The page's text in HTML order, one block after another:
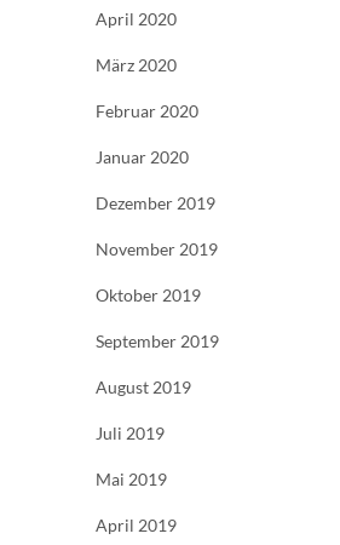
April 2020
März 2020
Februar 2020
Januar 2020
Dezember 2019
November 2019
Oktober 2019
September 2019
August 2019
Juli 2019
Mai 2019
April 2019